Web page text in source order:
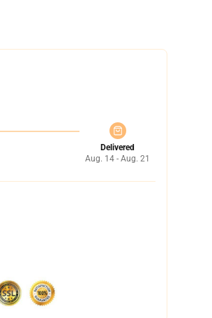
Delivered
Aug. 14 - Aug. 21